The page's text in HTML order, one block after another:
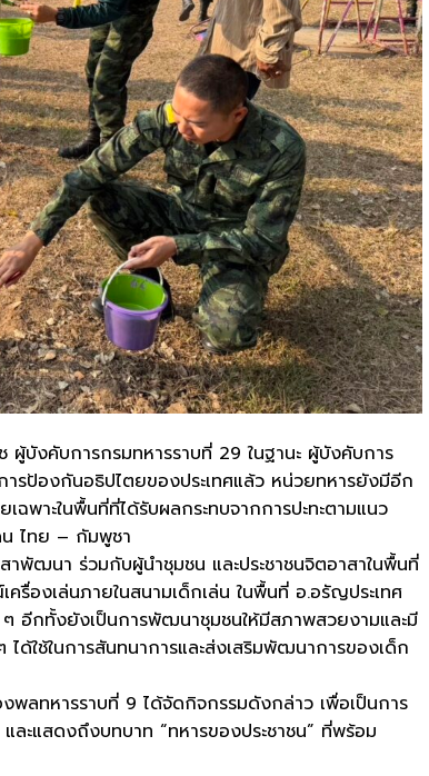
งคับการกรมทหารราบที่ 29 ในฐานะ ผู้บังคับการ
ารป้องกันอธิปไตยของประเทศแล้ว หน่วยทหารยังมีอีก
พาะในพื้นที่ที่ได้รับผลกระทบจากการปะทะตามแนว
ไทย – กัมพูชา
พัฒนา ร่วมกับผู้นำชุมชน และประชาชนจิตอาสาในพื้นที่
รื่องเล่นภายในสนามเด็กเล่น ในพื้นที่ อ.อรัญประเทศ
อีกทั้งยังเป็นการพัฒนาชุมชนให้มีสภาพสวยงามและมี
ใช้ในการสันทนาการและส่งเสริมพัฒนาการของเด็ก
ลทหารราบที่ 9 ได้จัดกิจกรรมดังกล่าว เพื่อเป็นการ
ละแสดงถึงบทบาท “ทหารของประชาชน” ที่พร้อม